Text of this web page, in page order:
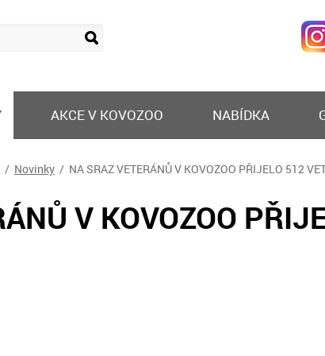
AKCE V KOVOZOO NABÍDKA
/ Novinky / NA SRAZ VETERÁNŮ V KOVOZOO PŘIJELO 512
V KOVOZOO